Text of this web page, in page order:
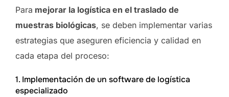
Para mejorar la logística en el traslado de
muestras biológicas, se deben implementar varias
estrategias que aseguren eficiencia y calidad en
cada etapa del proceso:
1. Implementación de un software de logística
especializado